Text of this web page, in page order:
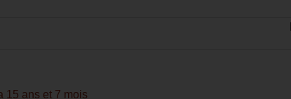
15 ans et 7 mois